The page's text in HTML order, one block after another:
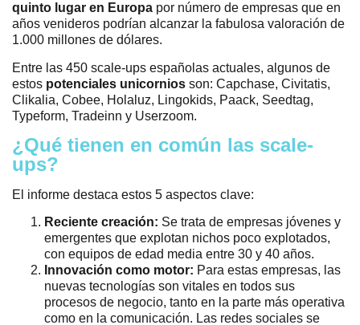
quinto lugar en Europa por número de empresas que en
años venideros podrían alcanzar la fabulosa valoración de
1.000 millones de dólares.
Entre las 450 scale-ups españolas actuales, algunos de
estos potenciales unicornios son: Capchase, Civitatis,
Clikalia, Cobee, Holaluz, Lingokids, Paack, Seedtag,
Typeform, Tradeinn y Userzoom.
¿Qué tienen en común las scale-
ups?
El informe destaca estos 5 aspectos clave:
Reciente creación: Se trata de empresas jóvenes y
emergentes que explotan nichos poco explotados,
con equipos de edad media entre 30 y 40 años.
Innovación como motor: Para estas empresas, las
nuevas tecnologías son vitales en todos sus
procesos de negocio, tanto en la parte más operativa
como en la comunicación. Las redes sociales se